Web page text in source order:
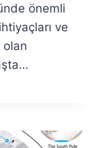
önemli
ve
olan